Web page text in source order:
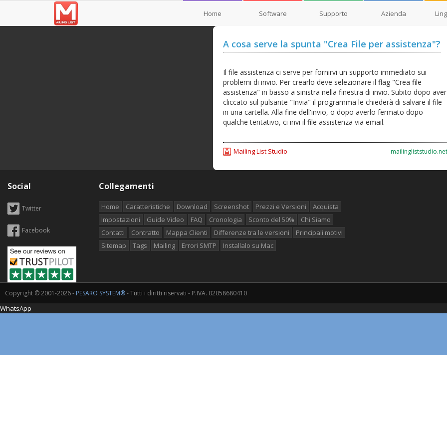
Home Software Supporto Azienda
A cosa serve la spunta "Crea File per assistenza"?
Il file assistenza ci serve per fornirvi un supporto immediato sui
problemi di invio. Per crearlo deve selezionare il flag "Crea file
assistenza" in basso a sinistra nella finestra di invio. Subito dopo aver
cliccato sul pulsante "Invia" il programma le chiederà di salvare il file
in una cartella. Alla fine dell'invio, o dopo averlo fermato dopo
qualche tentativo, ci invi il file assistenza via email.
Mailing List Studio mailingliststudio.net
Social
Twitter
Facebook
Collegamenti
Home Caratteristiche Download Screenshot Prezzi e Versioni
Acquista
Impostazioni
Guide Video FAQ Cronologia Sconto del 50%
Chi Siamo
Contatti
Contratto Mappa Clienti Differenze tra le versioni
Principali motivi
Sitemap
Tags Mailing Errori SMTP Installalo su Mac
Copyright © 2001-2026 - PESARO SYSTEM®- Tutti i diritti riservati - P.IVA. 02058680410
WhatsApp